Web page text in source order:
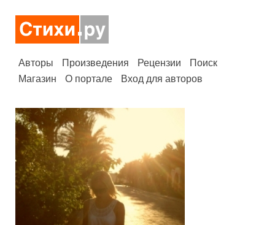
Авторы Произведения Рецензии
Поиск
Магазин
О портале Вход для авторов